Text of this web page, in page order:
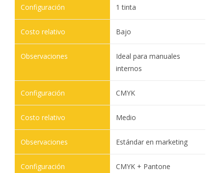
1 tinta
Bajo
Ideal para manuales
internos
CMYK
Medio
Estándar en marketing
CMYK + Pantone